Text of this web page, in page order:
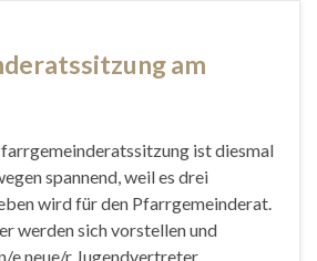
am
ist diesmal
spannend, weil es drei
wird für den Pfarrgemeinderat.
werden sich vorstellen und
e neue/r Jugendvertreter